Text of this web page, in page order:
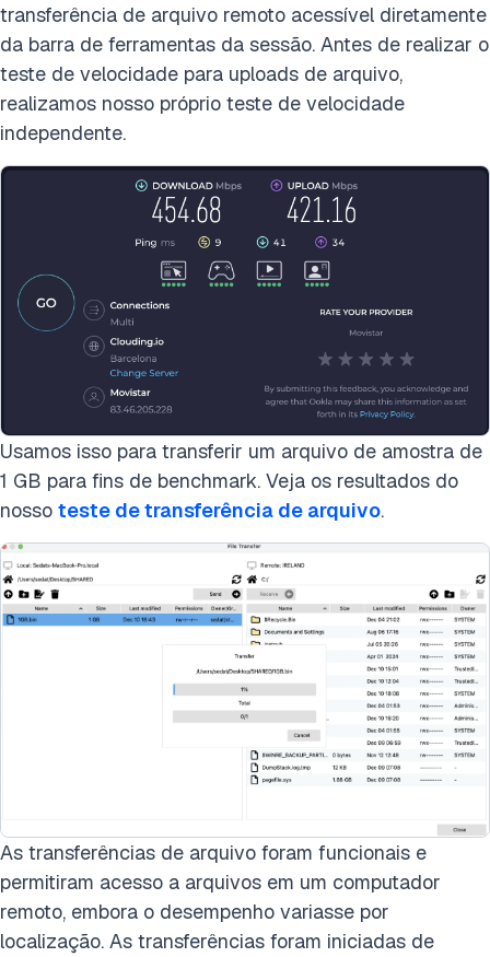
transferência de arquivo remoto acessível diretamente
da barra de ferramentas da sessão. Antes de realizar o
teste de velocidade para uploads de arquivo,
realizamos nosso próprio teste de velocidade
independente.
Usamos isso para transferir um arquivo de amostra de
1 GB para fins de benchmark. Veja os resultados do
nosso teste de transferência de arquivo.
As transferências de arquivo foram funcionais e
permitiram acesso a arquivos em um computador
remoto, embora o desempenho variasse por
localização. As transferências foram iniciadas de